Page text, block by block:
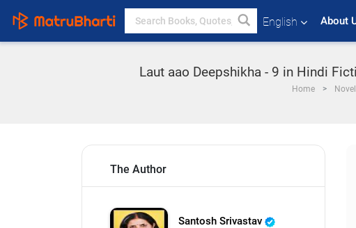
English About
Laut aao Deepshikha - 9 in Hindi
Home
The Author
Santosh Srivastav